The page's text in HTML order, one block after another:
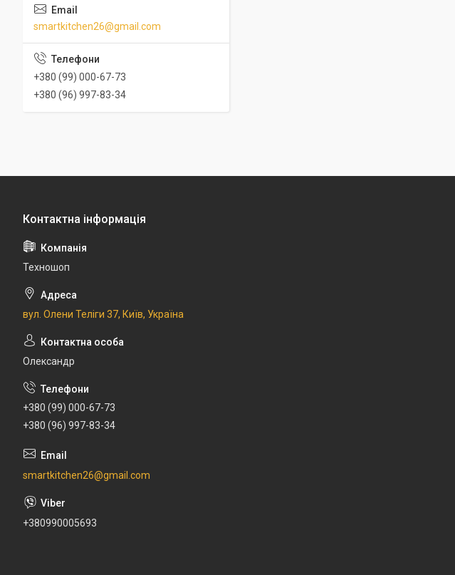
smartkitchen26@gmail.com
+380 (99) 000-67-73
+380 (96) 997-83-34
Техношоп
вул. Олени Теліги 37, Київ, Україна
Олександр
+380 (99) 000-67-73
+380 (96) 997-83-34
smartkitchen26@gmail.com
+380990005693